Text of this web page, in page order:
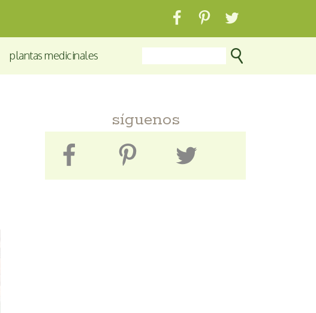
plantas medicinales
síguenos